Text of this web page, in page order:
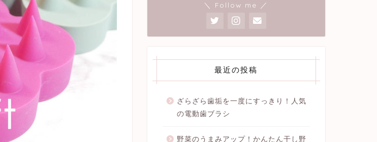
＼ Follow me ／
最近の投稿
ざらざら歯垢を一度にすっきり！人気
の電動歯ブラシ
野菜のうまみアップ！かんたん干し野